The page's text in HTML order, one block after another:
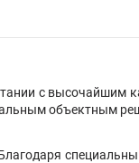
с высочайшим
объектным